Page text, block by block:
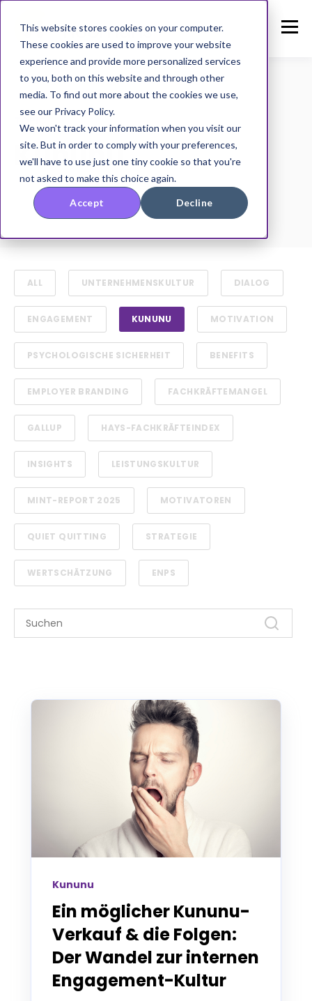
This website stores cookies on your computer.
These cookies are used to improve your website
experience and provide more personalized services
to you, both on this website and through other
media. To find out more about the cookies we use,
see our Privacy Policy.
We won't track your information when you visit our
site. But in order to comply with your preferences,
we'll have to use just one tiny cookie so that you're
not asked to make this choice again.
Accept Decline
Kununu
ALL UNTERNEHMENSKULTUR DIALOG
ENGAGEMENT KUNUNU MOTIVATION
PSYCHOLOGISCHE SICHERHEIT BENEFITS
EMPLOYER BRANDING FACHKRÄFTEMANGEL
GALLUP HAYS-FACHKRÄFTEINDEX
INSIGHTS LEISTUNGSKULTUR
MINT-REPORT 2025 MOTIVATOREN
QUIET QUITTING STRATEGIE
WERTSCHÄTZUNG ENPS
Kununu
Ein möglicher Kununu-
Verkauf & die Folgen:
Der Wandel zur internen
Engagement-Kultur